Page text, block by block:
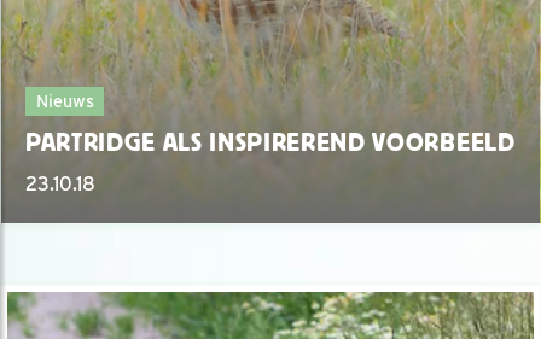
Nieuws
PARTRIDGE ALS INSPIREREND VOORBEELD
23.10.18